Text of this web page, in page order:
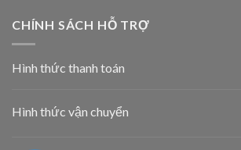
CHÍNH SÁCH HỖ TRỢ
Hình thức thanh toán
Hình thức vận chuyển